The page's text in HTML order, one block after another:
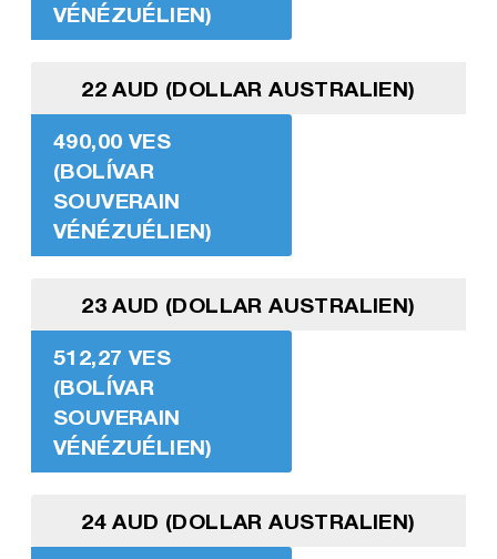
VÉNÉZUÉLIEN)
22 AUD (DOLLAR AUSTRALIEN)
490,00 VES
(BOLÍVAR
SOUVERAIN
VÉNÉZUÉLIEN)
23 AUD (DOLLAR AUSTRALIEN)
512,27 VES
(BOLÍVAR
SOUVERAIN
VÉNÉZUÉLIEN)
24 AUD (DOLLAR AUSTRALIEN)